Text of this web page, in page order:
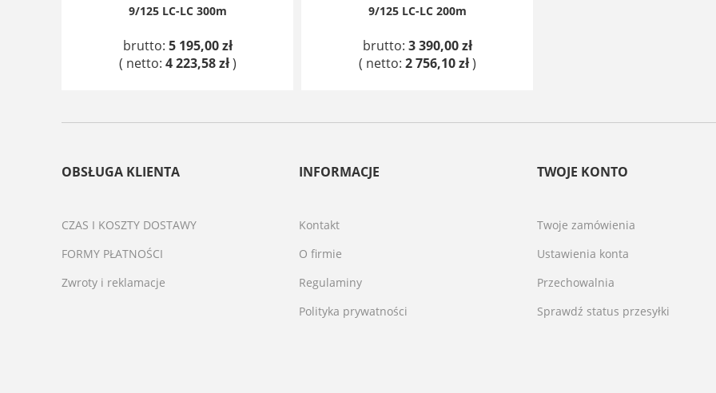
9/125 LC-LC 300m
brutto: 5 195,00 zł
( netto: 4 223,58 zł)
9/125 LC-LC 200m
brutto: 3 390,00 zł
( netto: 2 756,10 zł)
OBSŁUGA KLIENTA
CZAS I KOSZTY DOSTAWY
FORMY PŁATNOŚCI
Zwroty i reklamacje
INFORMACJE
Kontakt
O firmie
Regulaminy
Polityka prywatności
TWOJE KONTO
Twoje zamówienia
Ustawienia konta
Przechowalnia
Sprawdź status przesyłki